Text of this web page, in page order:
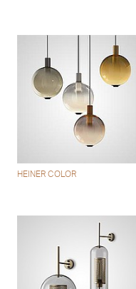
HEINER COLOR